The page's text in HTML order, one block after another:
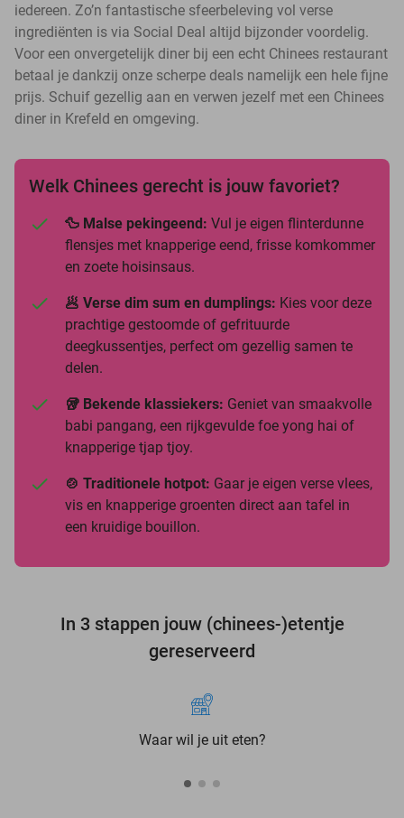
iedereen. Zo’n fantastische sfeerbeleving vol verse
ingrediënten is via Social Deal altijd bijzonder voordelig.
Voor een onvergetelijk diner bij een echt Chinees restaurant
betaal je dankzij onze scherpe deals namelijk een hele fijne
prijs. Schuif gezellig aan en verwen jezelf met een Chinees
diner in Krefeld en omgeving.
Welk Chinees gerecht is jouw favoriet?
🦆 Malse pekingeend: Vul je eigen flinterdunne
flensjes met knapperige eend, frisse komkommer
en zoete hoisinsaus.
🥟 Verse dim sum en dumplings: Kies voor deze
prachtige gestoomde of gefrituurde
deegkussentjes, perfect om gezellig samen te
delen.
🥡 Bekende klassiekers: Geniet van smaakvolle
babi pangang, een rijkgevulde foe yong hai of
knapperige tjap tjoy.
🍲 Traditionele hotpot: Gaar je eigen verse vlees,
vis en knapperige groenten direct aan tafel in
een kruidige bouillon.
In 3 stappen jouw (chinees-)etentje
gereserveerd
Waar wil je uit eten?